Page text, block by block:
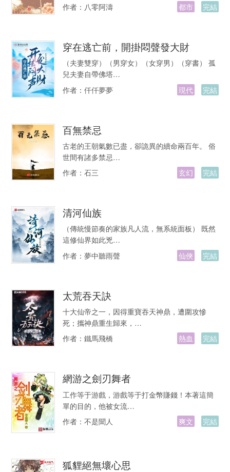
作者： 八零阿濤 都市 完結
穿在逃亡前，開掛悶聲發大財
（夫妻雙穿）（男穿女）（女穿男）（穿書） 孤
兒夫妻自帶佛塔…
作者： 仟仟夢夢 現代 完結
百無禁忌
古老的王朝氣數已盡，卻詭異的續命兩百年。 俗
世間有諸多禁忌…
作者： 石三 玄幻 完結
清河仙族
（傳統慢節奏的家族凡人流，無系統面板） 既然
這修仙界如此兇…
作者： 夢中聽雨聲 仙俠 完結
太荒吞天訣
十大仙帝之一，因得重寶吞天神鼎，遭圍攻慘
死；攜神鼎重生歸來，…
作者： 鐵馬飛橋 熱血 完結
網游之劍刃舞者
工作等于游戲，游戲等于打金幣賺錢！本著這簡
單的目的，他被女流…
作者： 不是聞人 爽文 完結
狐貍絕無壞心思